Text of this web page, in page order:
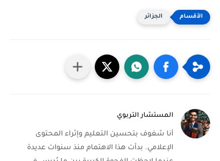
الجزائر
المستشار التربوي
أنا شغوف بتحسين التعليم وإثراء المحتوى
الإعلامي. بدأت هذا الاهتمام منذ سنوات عديدة